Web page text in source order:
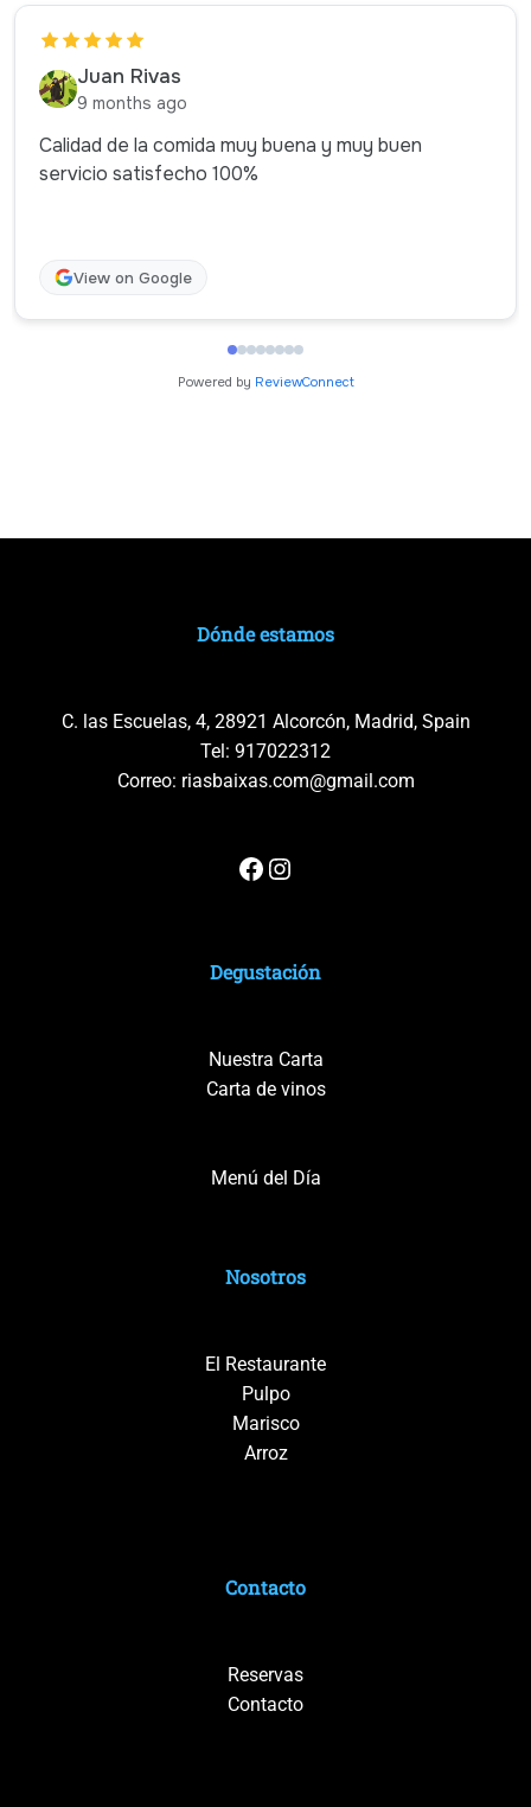
Juan Rivas
9 months ago
Calidad de la comida muy buena y muy buen
servicio satisfecho 100%
View on Google
Powered by ReviewConnect
Dónde estamos
C. las Escuelas, 4, 28921 Alcorcón, Madrid, Spain
Tel: 917022312
Correo: riasbaixas.com@gmail.com
Degustación
Nuestra Carta
Carta de vinos
Menú del Día
Nosotros
El Restaurante
Pulpo
Marisco
Arroz
Contacto
Reservas
Contacto